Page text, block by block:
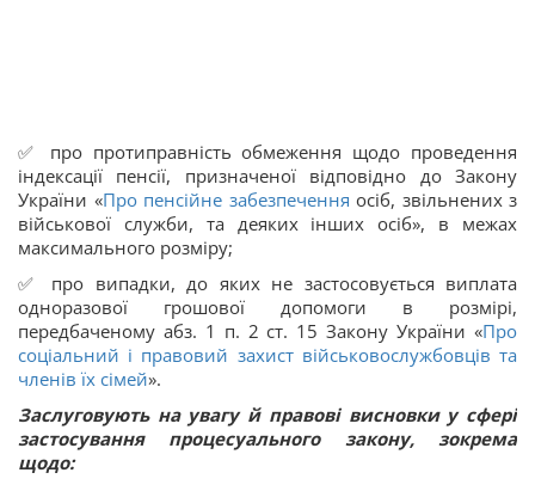
✅ про протиправність обмеження щодо проведення
індексації пенсії, призначеної відповідно до Закону
України «Про пенсійне забезпечення осіб, звільнених з
військової служби, та деяких інших осіб», в межах
максимального розміру;
✅ про випадки, до яких не застосовується виплата
одноразової грошової допомоги в розмірі,
передбаченому абз. 1 п. 2 ст. 15 Закону України «Про
соціальний і правовий захист військовослужбовців та
членів їх сімей».
Заслуговують на увагу й правові висновки у сфері
застосування процесуального закону, зокрема
щодо: